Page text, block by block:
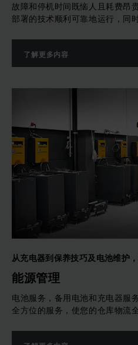
故障和停机时间既恼人且耗费昂
部署的技术顺利可靠地运行，同
了解更多内容
从充电器到保养技巧及电池维护
能源管理
电池服务，备用电池和充电器服
全方位的服务，使您的仓库物流